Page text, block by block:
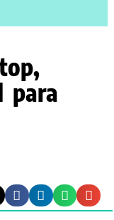
para